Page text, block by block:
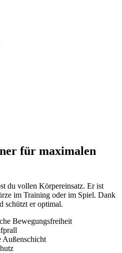
für maximalen
du vollen Körpereinsatz. Er ist
im Training oder im Spiel. Dank
schützt er optimal.
Bewegungsfreiheit
Außenschicht